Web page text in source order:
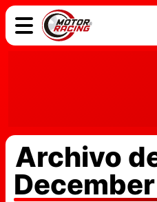
Archivo